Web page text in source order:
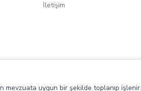
İletişim
mevzuata uygun bir şekilde toplanıp